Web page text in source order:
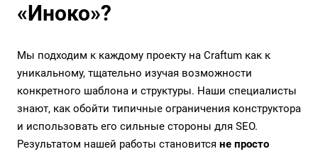
«Иноко»?
Мы подходим к каждому проекту на Craftum как к
уникальному, тщательно изучая возможности
конкретного шаблона и структуры. Наши специалисты
знают, как обойти типичные ограничения конструктора
и использовать его сильные стороны для SEO.
Результатом нашей работы становится не просто